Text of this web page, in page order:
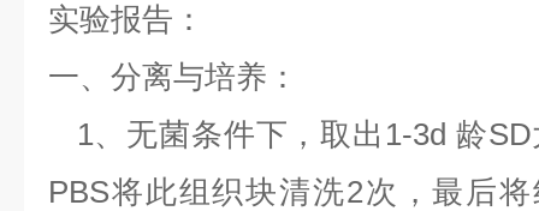
实验报告：
一、分离与培养：
1、无菌条件下，取出1-3d 龄
PBS将此组织块清洗2次，最后